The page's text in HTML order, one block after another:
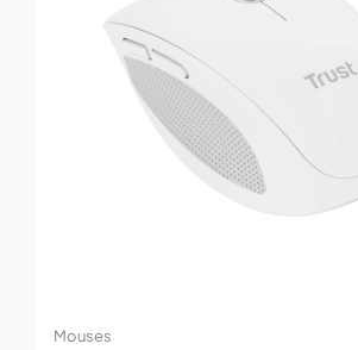
Mouses